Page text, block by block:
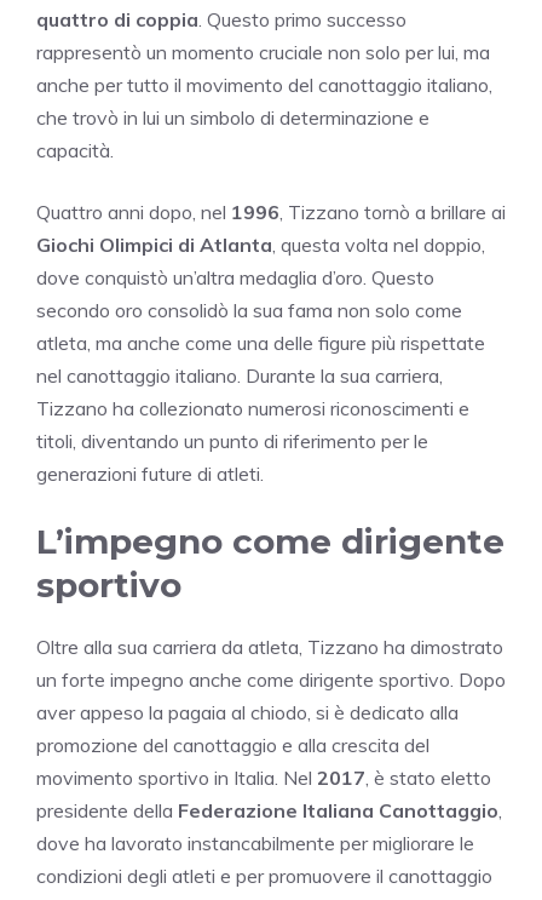
quattro di coppia . Questo primo successo
rappresentò un momento cruciale non solo per lui, ma
anche per tutto il movimento del canottaggio italiano,
che trovò in lui un simbolo di determinazione e
capacità.
Quattro anni dopo, nel 1996 , Tizzano tornò a brillare ai
Giochi Olimpici di Atlanta , questa volta nel doppio,
dove conquistò un’altra medaglia d’oro. Questo
secondo oro consolidò la sua fama non solo come
atleta, ma anche come una delle figure più rispettate
nel canottaggio italiano. Durante la sua carriera,
Tizzano ha collezionato numerosi riconoscimenti e
titoli, diventando un punto di riferimento per le
generazioni future di atleti.
L’impegno come dirigente
sportivo
Oltre alla sua carriera da atleta, Tizzano ha dimostrato
un forte impegno anche come dirigente sportivo. Dopo
aver appeso la pagaia al chiodo, si è dedicato alla
promozione del canottaggio e alla crescita del
movimento sportivo in Italia. Nel 2017 , è stato eletto
presidente della Federazione Italiana Canottaggio
dove ha lavorato instancabilmente per migliorare le
condizioni degli atleti e per promuovere il canottaggio